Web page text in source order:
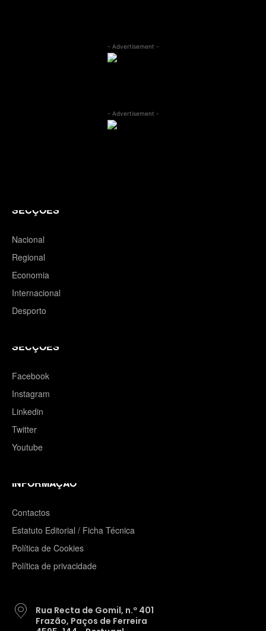
- Advertisement -
- Advertisement -
SECÇÕES
Nacional
Regional
Economia
Internacional
Desporto
SECÇÕES
Facebook
Instagram
Linkedin
Twitter
Youtube
INFORMAÇÃO
Contactos
Estatuto Editorial / Ficha Técnica
Política de Cookies
Política de privacidade
Rua Recta de Gomil, n.º 401
Frazão, Paços de Ferreira